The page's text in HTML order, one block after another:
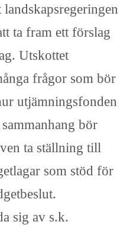
ta fram ett förslag
Utskottet
frågor som bör
utjämningsfonden
bör
ta ställning till
som stöd för
sig av s.k.